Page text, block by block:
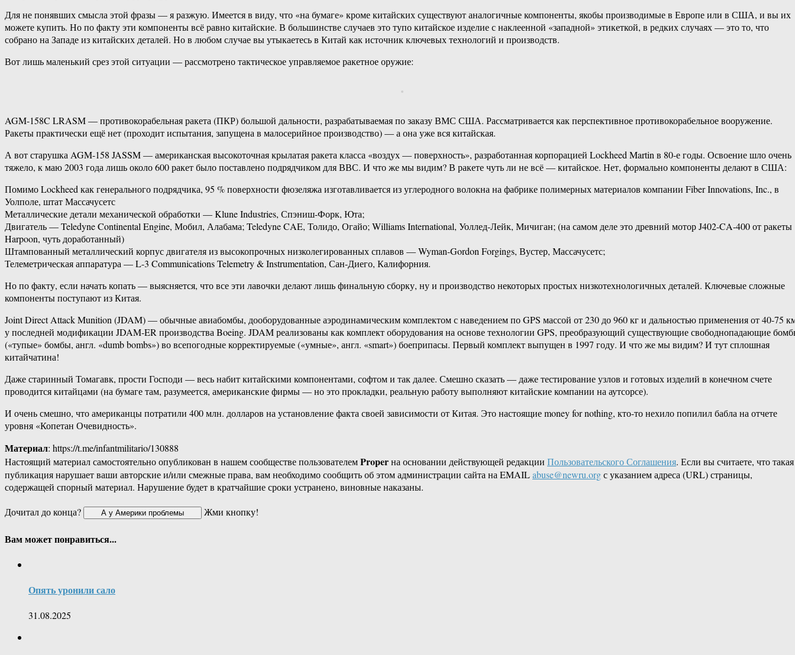
Для не понявших смысла этой фразы — я разжую. Имеется в виду, что «на бумаге» кроме китайских существуют аналогичные компоненты, якобы производимые в Европе или в США, и вы их
можете купить. Но по факту эти компоненты всё равно китайские. В большинстве случаев это тупо китайское изделие с наклеенной «западной» этикеткой, в редких случаях — это то, что
собрано на Западе из китайских деталей. Но в любом случае вы утыкаетесь в Китай как источник ключевых технологий и производств.
Вот лишь маленький срез этой ситуации — рассмотрено тактическое управляемое ракетное оружие:
AGM-158C LRASM — противокорабельная ракета (ПКР) большой дальности, разрабатываемая по заказу ВМС США. Рассматривается как перспективное противокорабельное вооружение.
Ракеты практически ещё нет (проходит испытания, запущена в малосерийное производство) — а она уже вся китайская.
А вот старушка AGM-158 JASSM — американская высокоточная крылатая ракета класса «воздух — поверхность», разработанная корпорацией Lockheed Martin в 80-е годы. Освоение шло очень
тяжело, к маю 2003 года лишь около 600 ракет было поставлено подрядчиком для ВВС. И что же мы видим? В ракете чуть ли не всё — китайское. Нет, формально компоненты делают в США:
Помимо Lockheed как генерального подрядчика, 95 % поверхности фюзеляжа изготавливается из углеродного волокна на фабрике полимерных материалов компании Fiber Innovations, Inc., в
Уолполе, штат Массачусетс
Металлические детали механической обработки — Klune Industries, Спэниш-Форк, Юта;
Двигатель — Teledyne Continental Engine, Мобил, Алабама; Teledyne CAE, Толидо, Огайо; Williams International, Уоллед-Лейк, Мичиган; (на самом деле это древний мотор J402-CA-400 от ракеты
Harpoon, чуть доработанный)
Штампованный металлический корпус двигателя из высокопрочных низколегированных сплавов — Wyman-Gordon Forgings, Вустер, Массачусетс;
Телеметрическая аппаратура — L-3 Communications Telemetry & Instrumentation, Сан-Диего, Калифорния.
Но по факту, если начать копать — выясняется, что все эти лавочки делают лишь финальную сборку, ну и производство некоторых простых низкотехнологичных деталей. Ключевые сложные
компоненты поступают из Китая.
Joint Direct Attack Munition (JDAM) — обычные авиабомбы, дооборудованные аэродинамическим комплектом с наведением по GPS массой от 230 до 960 кг и дальностью применения от 40-75
у последней модификации JDAM-ER производства Boeing. JDAM реализованы как комплект оборудования на основе технологии GPS, преобразующий существующие свободнопадающие
(«тупые» бомбы, англ. «dumb bombs») во всепогодные корректируемые («умные», англ. «smart») боеприпасы. Первый комплект выпущен в 1997 году. И что же мы видим? И тут сплошная
китайчатина!
Даже старинный Томагавк, прости Господи — весь набит китайскими компонентами, софтом и так далее. Смешно сказать — даже тестирование узлов и готовых изделий в конечном счете
проводится китайцами (на бумаге там, разумеется, американские фирмы — но это прокладки, реальную работу выполняют китайские компании на аутсорсе).
И очень смешно, что американцы потратили 400 млн. долларов на установление факта своей зависимости от Китая. Это настоящие money for nothing, кто-то нехило попилил бабла на отчете
уровня «Копетан Очевидность».
Материал: https://t.me/infantmilitario/130888
Настоящий материал самостоятельно опубликован в нашем сообществе пользователемProperна основании действующей редакции Пользовательского Соглашения. Если вы считаете, что такая
публикация нарушает ваши авторские и/или смежные права, вам необходимо сообщить об этом администрации сайта на EMAILabuse@newru.orgс указанием адреса (URL) страницы,
содержащей спорный материал. Нарушение будет в кратчайшие сроки устранено, виновные наказаны.
Дочитал до конца?
Жми кнопку!
Вам может понравиться...
Опять уронили сало
31.08.2025